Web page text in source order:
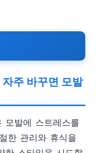
주 바꾸면 모발
모발에 스트레스를
한 관리와 휴식을